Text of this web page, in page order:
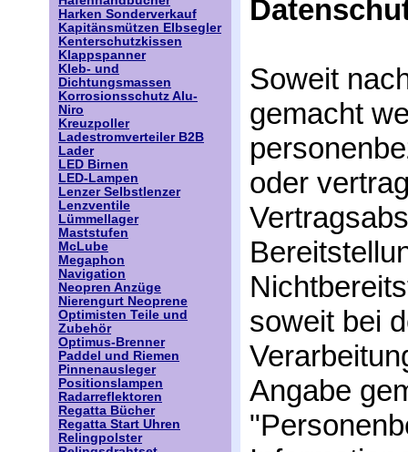
Harken Sonderverkauf
Kapitänsmützen Elbsegler
Kenterschutzkissen
Klappspanner
Kleb- und
Dichtungsmassen
Korrosionsschutz Alu-
Niro
Kreuzpoller
Ladestromverteiler B2B
Lader
LED Birnen
LED-Lampen
Lenzer Selbstlenzer
Lenzventile
Lümmellager
Maststufen
McLube
Megaphon
Navigation
Neopren Anzüge
Nierengurt Neoprene
Optimisten Teile und
Zubehör
Optimus-Brenner
Paddel und Riemen
Pinnenausleger
Positionslampen
Radarreflektoren
Regatta Bücher
Regatta Start Uhren
Relingpolster
Soweit
gemacht
oder
soweit bei
Angabe